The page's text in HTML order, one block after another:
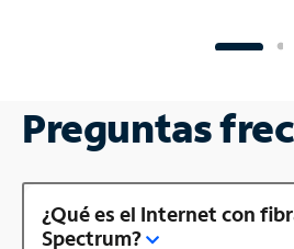
Preguntas
¿Qué es el Internet con
Spectrum?